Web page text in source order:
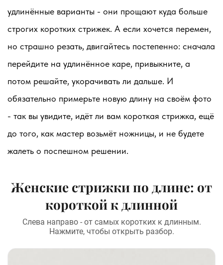
удлинённые варианты - они прощают куда больше
строгих коротких стрижек. А если хочется перемен,
но страшно резать, двигайтесь постепенно: сначала
перейдите на удлинённое каре, привыкните, а
потом решайте, укорачивать ли дальше. И
обязательно примерьте новую длину на своём фото
- так вы увидите, идёт ли вам короткая стрижка, ещё
до того, как мастер возьмёт ножницы, и не будете
жалеть о поспешном решении.
Женские стрижки по длине: от
короткой к длинной
Слева направо - от самых коротких к длинным.
Нажмите, чтобы открыть разбор.